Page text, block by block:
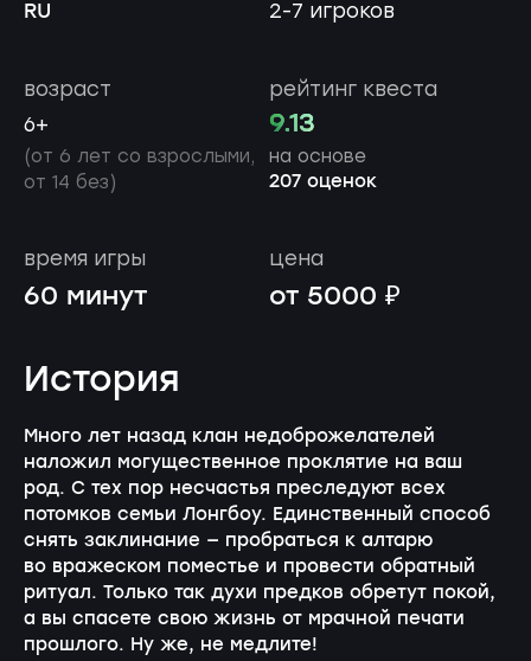
2-7 игроков
RU
возраст
6+
(от 6 лет со взрослыми,
от 14 без)
рейтинг квеста
9.13
на основе
207 оценок
время игры
60 минут
цена
от 5000 ₽
История
Много лет назад клан недоброжелателей
наложил могущественное проклятие на ваш
род. С тех пор несчастья преследуют всех
потомков семьи Лонгбоу. Единственный способ
снять заклинание — пробраться к алтарю
во вражеском поместье и провести обратный
ритуал. Только так духи предков обретут покой,
а вы спасете свою жизнь от мрачной печати
прошлого. Ну же, не медлите!